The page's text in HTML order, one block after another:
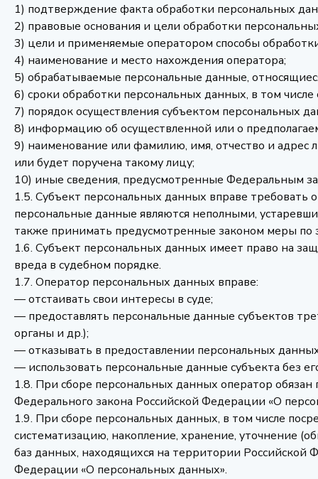
1) подтверждение факта обработки персональных
2) правовые основания и цели обработки
3) цели и применяемые оператором способы
4) наименование и место нахождения оператора;
5) обрабатываемые персональные данные,
6) сроки обработки персональных данных, в том
7) порядок осуществления субъектом персональных
8) информацию об осуществленной или о
9) наименование или фамилию, имя, отчество и адрес
или будет поручена такому лицу;
10) иные сведения, предусмотренные Федеральным
1.5. Субъект персональных данных вправе требовать
персональные данные являются неполными,
также принимать предусмотренные законом меры по
1.6. Субъект персональных данных имеет право на
вреда в судебном порядке.
1.7. Оператор персональных данных вправе:
— отстаивать свои интересы в суде;
— предоставлять персональные данные субъектов
органы и др.);
— отказывать в предоставлении персональных
— использовать персональные данные субъекта без
1.8. При сборе персональных данных оператор
Федерального закона Российской Федерации «О
1.9. При сборе персональных данных, в том числе
систематизацию, накопление, хранение, уточнение
баз данных, находящихся на территории Российской
Федерации «О персональных данных».